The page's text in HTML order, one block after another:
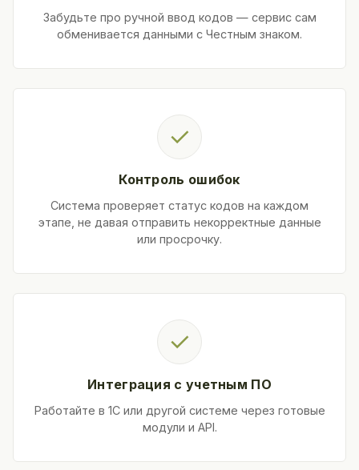
Забудьте про ручной ввод кодов — сервис сам
обменивается данными с Честным знаком.
✓
Контроль ошибок
Система проверяет статус кодов на каждом
этапе, не давая отправить некорректные данные
или просрочку.
✓
Интеграция с учетным ПО
Работайте в 1С или другой системе через готовые
модули и API.